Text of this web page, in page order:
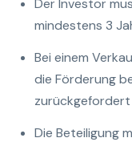
Der Investor
mindestens 3
Bei einem
die Förderung
zurückgefordert
Die Beteiligung